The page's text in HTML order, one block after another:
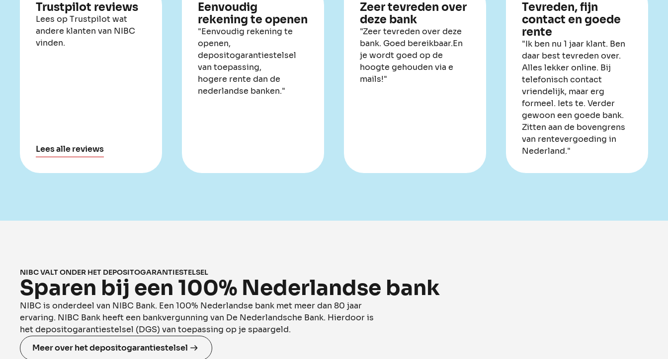
Trustpilot reviews
Lees op Trustpilot wat
andere klanten van NIBC
vinden.
Lees alle reviews
Eenvoudig
rekening te openen
"Eenvoudig rekening te
openen,
depositogarantiestelsel
van toepassing,
hogere rente dan de
nederlandse banken."
Zeer tevreden over
deze bank
"Zeer tevreden over deze
bank. Goed bereikbaar.En
je wordt goed op de
hoogte gehouden via e
mails!"
Tevreden, fijn
contact en goede
rente
"Ik ben nu 1 jaar klant. Ben
daar best tevreden over.
Alles lekker online. Bij
telefonisch contact
vriendelijk, maar erg
formeel. Iets te. Verder
gewoon een goede bank.
Zitten aan de bovengrens
van rentevergoeding in
Nederland."
NIBC VALT ONDER HET DEPOSITOGARANTIESTELSEL
Sparen bij een 100% Nederlandse bank
NIBC is onderdeel van NIBC Bank. Een 100% Nederlandse bank met meer dan 80 jaar
ervaring. NIBC Bank heeft een bankvergunning van De Nederlandsche Bank. Hierdoor is
het depositogarantiestelsel (DGS) van toepassing op je spaargeld.
Meer over het depositogarantiestelsel